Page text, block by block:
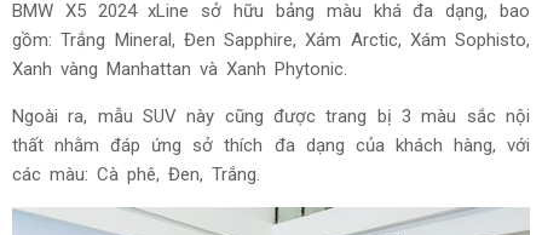
BMW X5 2024 xLine sở hữu bảng màu khá đa dạng, bao
gồm: Trắng Mineral, Đen Sapphire, Xám Arctic, Xám Sophisto,
Xanh vàng Manhattan và Xanh Phytonic.
Ngoài ra, mẫu SUV này cũng được trang bị 3 màu sắc nội
thất nhằm đáp ứng sở thích đa dạng của khách hàng, với
các màu: Cà phê, Đen, Trắng.